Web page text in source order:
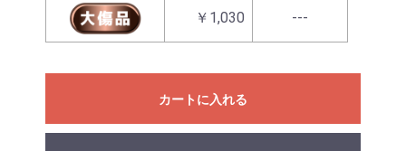
￥1,030 ---
カートに入れる